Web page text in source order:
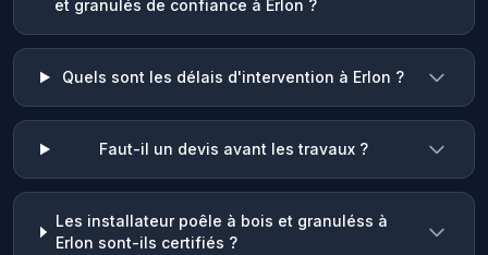
et granulés de confiance à Erlon ?
Quels sont les délais d'intervention à Erlon ?
Faut-il un devis avant les travaux ?
Les installateur poêle à bois et granuléss à
Erlon sont-ils certifiés ?